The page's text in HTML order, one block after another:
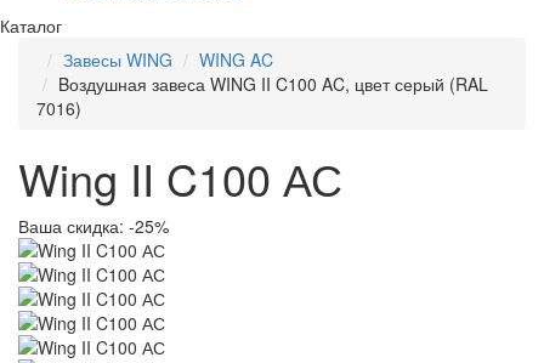
Каталог
Завесы WING
WING AC
Bоздушная завеса WING II C100 AC, цвет серый (RAL
7016)
Wing II C100 АС
Ваша скидка: -25%